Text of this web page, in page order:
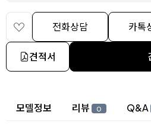
전화상담 카톡
견적서
상세 정보
모델정보 리뷰 0 Q&A